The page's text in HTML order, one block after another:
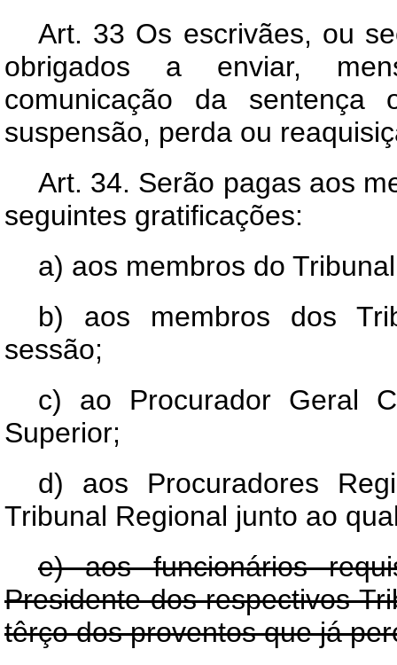
Art. 33 Os escrivães, ou
obrigados a enviar,
comunicação da
suspensão, perda ou
Art. 34. Serão pagas aos
seguintes gratificações:
a) aos membros do
b) aos membros dos
sessão;
c) ao Procurador Geral
Superior;
d) aos Procuradores
Tribunal Regional junto ao
e) aos funcionários
Presidente dos respectivos
têrço dos proventos que já